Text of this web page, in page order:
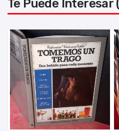
Te Puede Interesar